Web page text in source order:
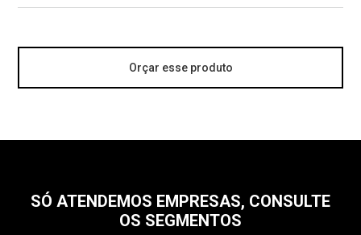
Orçar esse produto
SÓ ATENDEMOS EMPRESAS, CONSULTE
OS SEGMENTOS